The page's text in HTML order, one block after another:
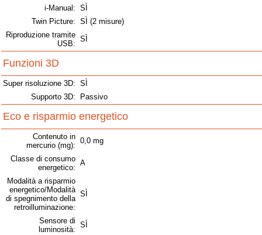
i-Manual: SÌ
Twin Picture: SÌ (2 misure)
Riproduzione tramite
USB:
SÌ
Funzioni 3D
Super risoluzione 3D: SÌ
Supporto 3D:
Passivo
Eco e risparmio energetico
Contenuto in
mercurio (mg):
0,0 mg
Classe di consumo
energetico:
A
Modalità a risparmio
energetico/Modalità
di spegnimento della
retroilluminazione:
SÌ
Sensore di
luminosità:
SÌ